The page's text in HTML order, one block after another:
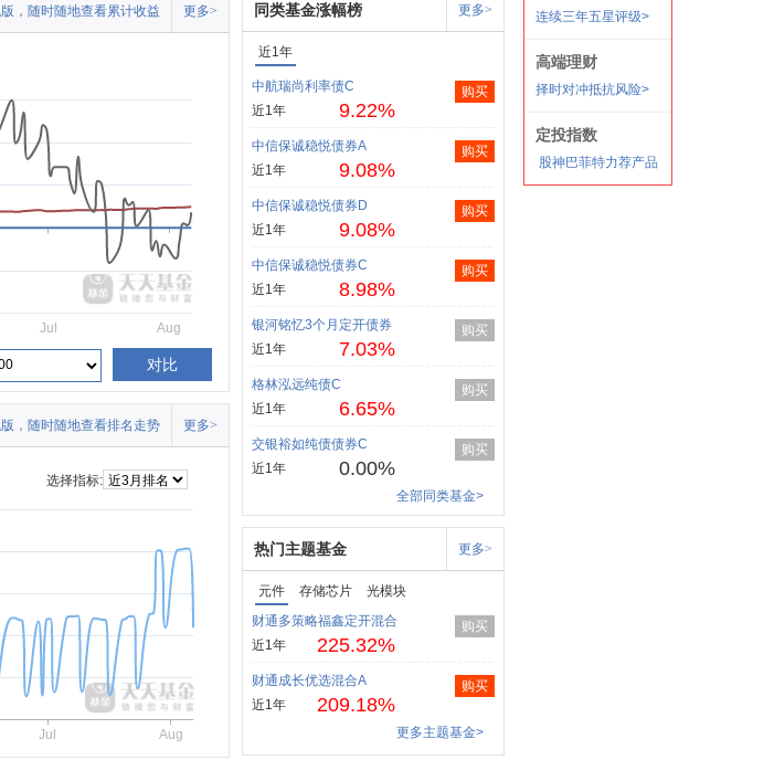
更多>
，随时随地查看累计收益
Jul Aug
对比
更多>
，随时随地查看排名走势
选择指标:
Jul Aug
同类基金涨幅榜 更多>
近1年
中航瑞尚利率债C
近1年
9.22%
购买
中信保诚稳悦债券A
近1年
9.08%
购买
中信保诚稳悦债券D
近1年
9.08%
购买
中信保诚稳悦债券C
近1年
8.98%
购买
银河铭忆3个月定开债券
近1年
7.03%
购买
格林泓远纯债C
近1年
6.65%
购买
交银裕如纯债债券C
近1年
0.00%
购买
全部同类基金>
热门主题基金 更多>
元件 存储芯片
光模块
财通多策略福鑫定开混合
近1年
225.32%
购买
财通成长优选混合A
近1年
209.18%
购买
更多主题基金>